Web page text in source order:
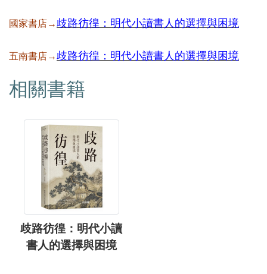
國家書店→歧路彷徨：明代小讀書人的選擇與困境
五南書店→歧路彷徨：明代小讀書人的選擇與困境
相關書籍
歧路彷徨：明代小讀
書人的選擇與困境